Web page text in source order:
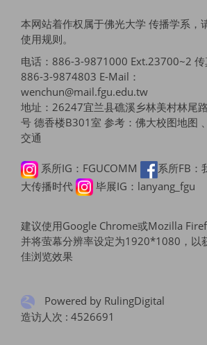
本网站着作权属于佛光大学 传播学系，
使用规则。
电话：886-3-9871000 Ext.23700~2 传
886-3-9874803 E-Mail：
wenchun@mail.fgu.edu.tw
地址：26247宜兰县礁溪乡林美村林尾
号 德香楼B301室 参考： 佛大校图地图
交通
系所IG：FGUCOMM
系所FB：
大传播时代
毕展IG：lanyang_fgu
建议使用Google Chrome或Mozilla
并将萤幕分辨率设定为1920*1080，以
佳浏览效果
Powered by RulingDigital
造访人次 : 4526691